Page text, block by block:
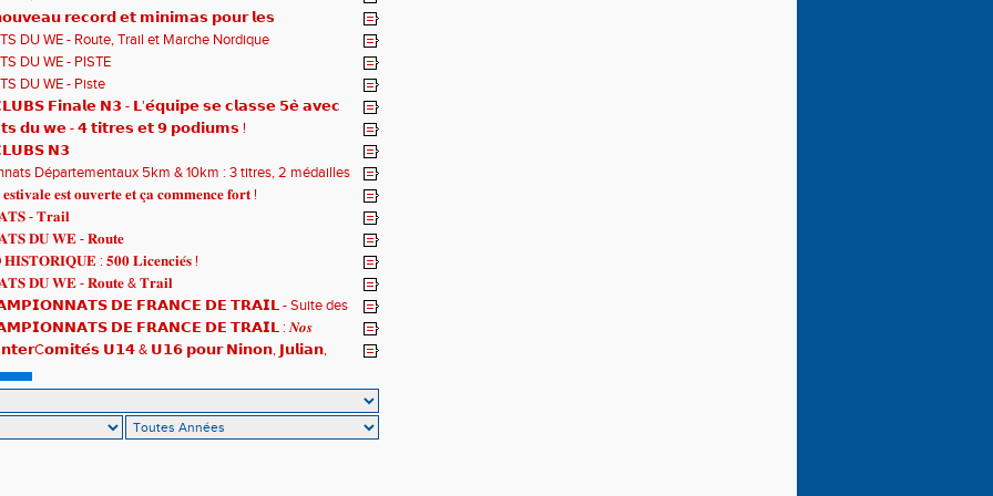
𝗿𝗲𝗰𝗼𝗿𝗱 𝗲𝘁 𝗺𝗶𝗻𝗶𝗺𝗮𝘀 𝗽𝗼𝘂𝗿 𝗹𝗲𝘀
𝗱𝘂 𝗠𝗼𝗻𝗱𝗲 𝗨𝟮𝟬 𝗽𝗼𝘂𝗿 𝗔𝗹𝗼𝗶̈𝘀 !
DU WE - Route, Trail et Marche Nordique
DU WE - PISTE
DU WE - Piste
𝗙𝗶𝗻𝗮𝗹𝗲 𝗡𝟯 - 𝗟'𝗲́𝗾𝘂𝗶𝗽𝗲 𝘀𝗲 𝗰𝗹𝗮𝘀𝘀𝗲 𝟱𝗲̀ 𝗮𝘃𝗲𝗰
𝗱𝘂 𝘄𝗲 - 𝟰 𝘁𝗶𝘁𝗿𝗲𝘀 𝗲𝘁 𝟵 𝗽𝗼𝗱𝗶𝘂𝗺𝘀 !
𝗡𝟯
Départementaux 5km & 10km : 3 titres, 2 médailles
et un max de plaisir pour tous !
𝐞𝐬𝐭 𝐨𝐮𝐯𝐞𝐫𝐭𝐞 𝐞𝐭 𝐜̧𝐚 𝐜𝐨𝐦𝐦𝐞𝐧𝐜𝐞 𝐟𝐨𝐫𝐭 !
- 𝐓𝐫𝐚𝐢𝐥
𝐃𝐔 𝐖𝐄 - 𝐑𝐨𝐮𝐭𝐞
: 𝟓𝟎𝟎 𝐋𝐢𝐜𝐞𝐧𝐜𝐢𝐞́𝐬 !
𝐃𝐔 𝐖𝐄 - 𝐑𝐨𝐮𝐭𝐞 & 𝐓𝐫𝐚𝐢𝐥
𝗗𝗘 𝗙𝗥𝗔𝗡𝗖𝗘 𝗗𝗘 𝗧𝗥𝗔𝗜𝗟 - Suite des
𝗗𝗘 𝗙𝗥𝗔𝗡𝗖𝗘 𝗗𝗘 𝗧𝗥𝗔𝗜𝗟 : 𝑵𝒐𝒔
4 𝒎𝒆́𝒅𝒂𝒊𝒍𝒍𝒆𝒔 !𝗨𝟭𝟰 & 𝗨𝟭𝟲 𝗽𝗼𝘂𝗿 𝗡𝗶𝗻𝗼𝗻, 𝗝𝘂𝗹𝗶𝗮𝗻,